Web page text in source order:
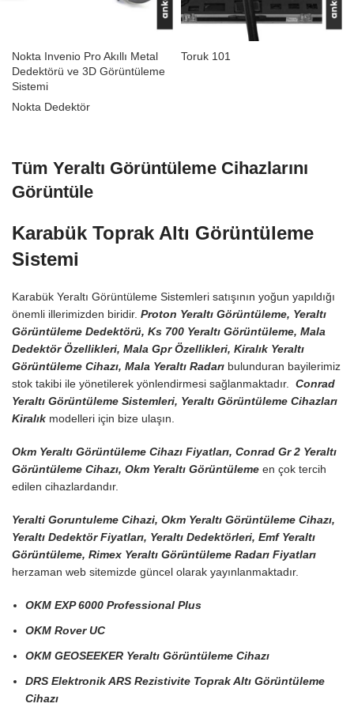
Nokta Invenio Pro Akıllı Metal
Dedektörü ve 3D Görüntüleme
Sistemi
Nokta Dedektör
Toruk 101
Tüm Yeraltı Görüntüleme Cihazlarını
Görüntüle
Karabük Toprak Altı Görüntüleme
Sistemi
Karabük Yeraltı Görüntüleme Sistemleri satışının yoğun yapıldığı
önemli illerimizden biridir. Proton Yeraltı Görüntüleme, Yeraltı
Görüntüleme Dedektörü, Ks 700 Yeraltı Görüntüleme, Mala
Dedektör Özellikleri, Mala Gpr Özellikleri, Kiralık Yeraltı
Görüntüleme Cihazı, Mala Yeraltı Radarı bulunduran bayilerimiz
stok takibi ile yönetilerek yönlendirmesi sağlanmaktadır. Conrad
Yeraltı Görüntüleme Sistemleri, Yeraltı Görüntüleme Cihazları
Kiralık modelleri için bize ulaşın.
Okm Yeraltı Görüntüleme Cihazı Fiyatları, Conrad Gr 2 Yeraltı
Görüntüleme Cihazı, Okm Yeraltı Görüntüleme en çok tercih
edilen cihazlardandır.
Yeralti Goruntuleme Cihazi, Okm Yeraltı Görüntüleme Cihazı,
Yeraltı Dedektör Fiyatları, Yeraltı Dedektörleri, Emf Yeraltı
Görüntüleme, Rimex Yeraltı Görüntüleme Radarı Fiyatları
herzaman web sitemizde güncel olarak yayınlanmaktadır.
OKM EXP 6000 Professional Plus
OKM Rover UC
OKM GEOSEEKER Yeraltı Görüntüleme Cihazı
DRS Elektronik ARS Rezistivite Toprak Altı Görüntüleme
Cihazı